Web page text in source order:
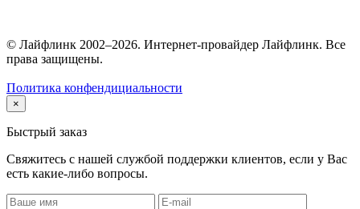
© Лайфлинк 2002–2026. Интернет-провайдер Лайфлинк. Все
права защищены.
Политика конфендициальности
×
Быстрый заказ
Свяжитесь с нашей службой поддержки клиентов, если у Вас
есть какие-либо вопросы.